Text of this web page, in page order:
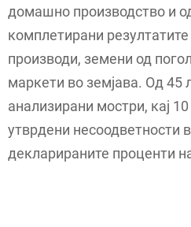
домашно производство и
комплетирани
производи, земени од
маркети во земјава. Од 45
анализирани мостри, кај
утврдени несоодветности
декларираните проценти